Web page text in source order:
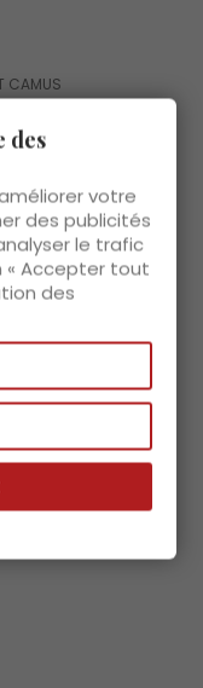
CAMUS
des
votre
des publicités
le trafic
« Accepter tout
des